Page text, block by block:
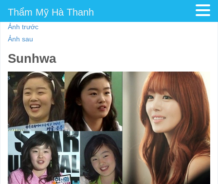
Ảnh trước
Ảnh sau
Sunhwa
Thẩm Mỹ Hà Thanh